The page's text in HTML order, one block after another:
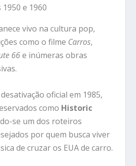
e 1960
vivo na cultura pop,
como o filme Carros,
66e inúmeras obras
oficial em 1985,
como Historic
se um dos roteiros
por quem busca viver
de cruzar os EUA de carro.